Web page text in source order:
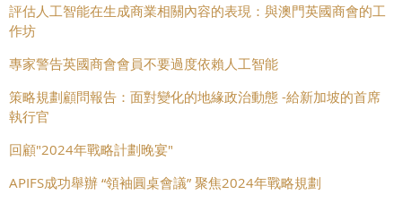
評估人工智能在生成商業相關內容的表現：與澳門英國商會的工
作坊
專家警告英國商會會員不要過度依賴人工智能
策略規劃顧問報告：面對變化的地緣政治動態 -給新加坡的首席
執行官
回顧"2024年戰略計劃晚宴"
APIFS成功舉辦 “領袖圓桌會議” 聚焦2024年戰略規劃